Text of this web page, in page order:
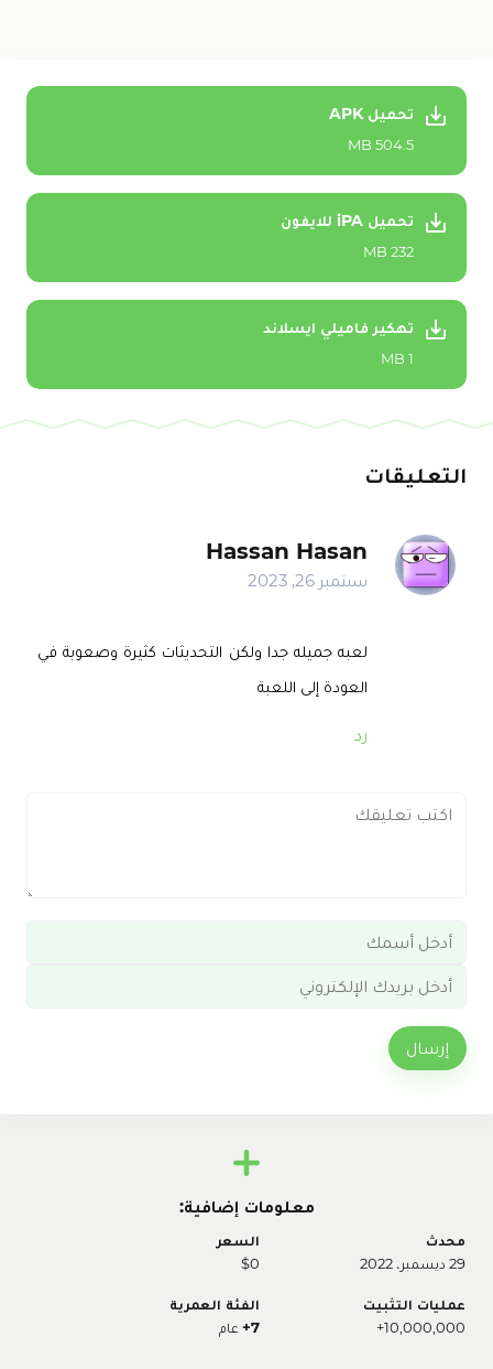
تحميل APK
504.5 MB
تحميل iPA للايفون
232 MB
تهكير فاميلي ايسلاند
1 MB
التعليقات
Hassan Hasan
سبتمبر 26, 2023
لعبه جميله جدا ولكن التحديثات كثيرة وصعوبة في
العودة إلى اللعبة
رد
إرسال
معلومات إضافية:
محدث
29 ديسمبر، 2022
السعر
$0
عمليات التثبيت
10,000,000+
الفئة العمرية
7+
عام